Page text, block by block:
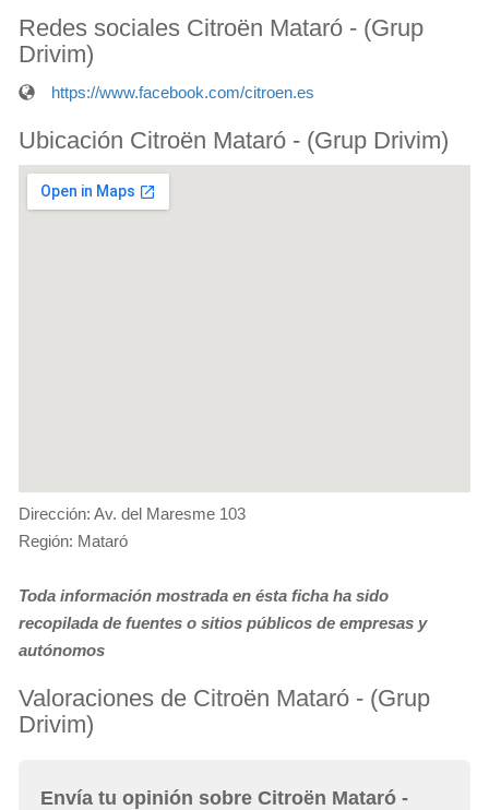
Redes sociales Citroën Mataró - (Grup
Drivim)
https://www.facebook.com/citroen.es
Ubicación Citroën Mataró - (Grup Drivim)
Dirección: Av. del Maresme 103
Región: Mataró
Toda información mostrada en ésta ficha ha sido
recopilada de fuentes o sitios públicos de empresas y
autónomos
Valoraciones de Citroën Mataró - (Grup
Drivim)
Envía tu opinión sobre Citroën Mataró -